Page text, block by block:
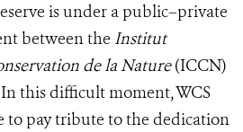
is under a public–private
between the Institut
de la Nature(ICCN)
In this difficult moment, WCS
to pay tribute to the dedication